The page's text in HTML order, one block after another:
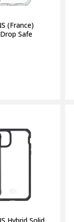
(France)
Safe